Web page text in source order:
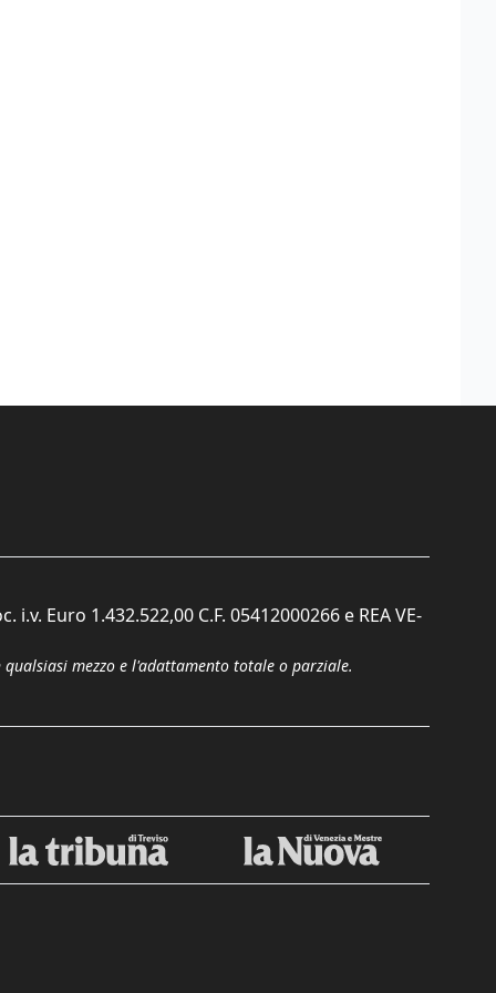
Euro 1.432.522,00 C.F. 05412000266 e REA VE-
mezzo e l'adattamento totale o parziale.